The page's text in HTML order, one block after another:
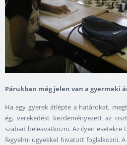
Párukban még jelen van a gyermeki
Ha egy gyerek átlépte a határokat,
ég, verekedést kezdeményezett az
szabad beleavatkozni. Az ilyen esetekre
fegyelmi ügyekkel hivatott foglalkozni.